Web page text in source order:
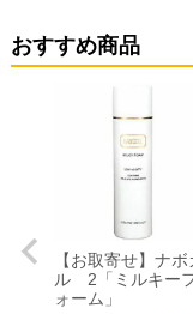
おすすめ商品
【お取寄せ】ナボ
ル 2「ミルキー
ォーム」